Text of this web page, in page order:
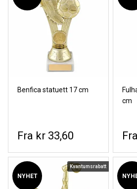
Benfica statuett 17 cm
kr 33,60
cm
NYHET
Kvantumsrabatt